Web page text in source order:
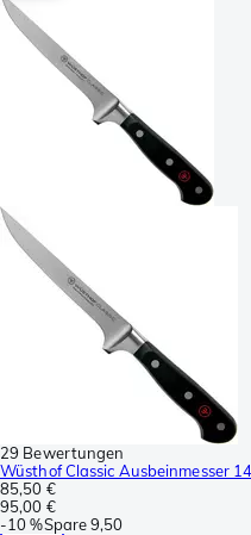
29 Bewertungen
Wüsthof Classic Ausbeinmesser
85,50 €
95,00 €
-10 %Spare9,50